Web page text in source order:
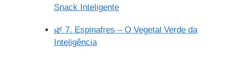
Snack Inteligente
🌿 7. Espinafres – O Vegetal Verde da
Inteligência